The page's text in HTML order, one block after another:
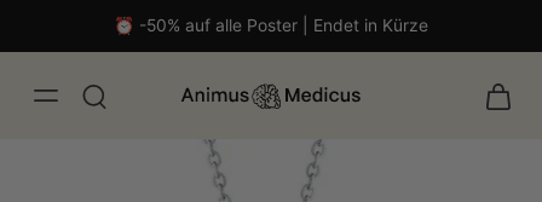
⏰ -50% auf alle Poster | Endet in Kürze